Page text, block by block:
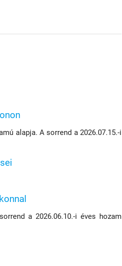
alapja. A sorrend a 2026.07.15.-i
a 2026.06.10.-i éves hozam